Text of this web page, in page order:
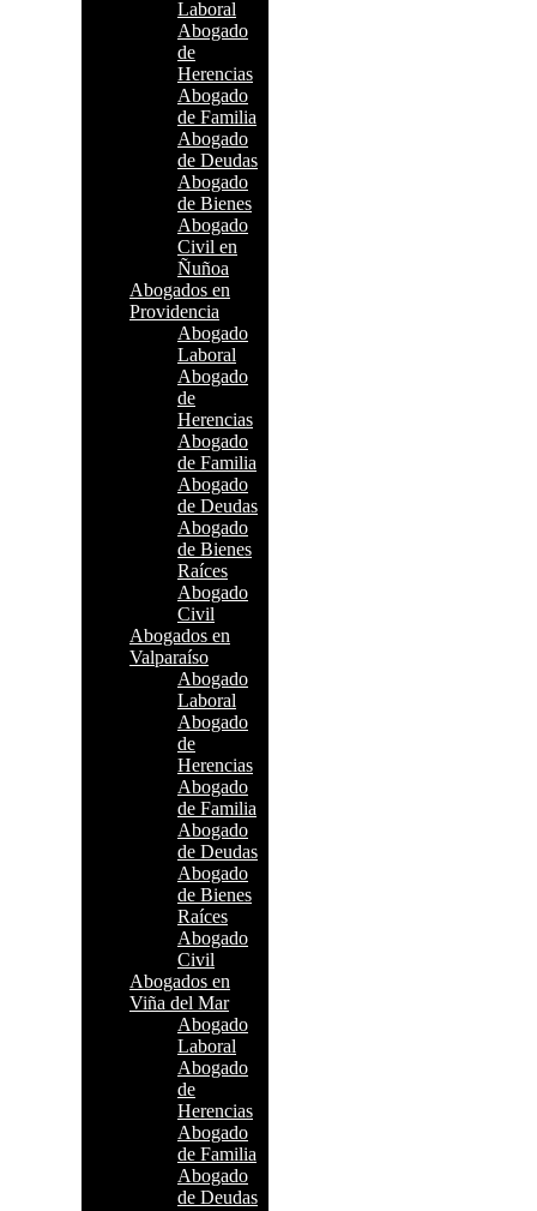
Laboral
Abogado
de
Herencias
Abogado
de Familia
Abogado
de Deudas
Abogado
de Bienes
Abogado
Civil en
Ñuñoa
Abogados en
Providencia
Abogado
Laboral
Abogado
de
Herencias
Abogado
de Familia
Abogado
de Deudas
Abogado
de Bienes
Raíces
Abogado
Civil
Abogados en
Valparaíso
Abogado
Laboral
Abogado
de
Herencias
Abogado
de Familia
Abogado
de Deudas
Abogado
de Bienes
Raíces
Abogado
Civil
Abogados en
Viña del Mar
Abogado
Laboral
Abogado
de
Herencias
Abogado
de Familia
Abogado
de Deudas